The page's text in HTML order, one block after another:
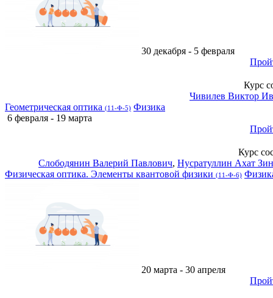
30 декабря - 5 февраля
Курс
Чивилев Виктор
Геометрическая оптика (11-Ф-5) Физика
6 февраля - 19 марта
Курс
Слободянин Валерий Павлович, Нусратуллин Ахат
Физическая оптика. Элементы квантовой физики (11-Ф-6)
20 марта - 30 апреля